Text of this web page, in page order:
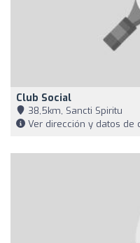
Club Social
38,5km, Sancti Spiritu
Ver dirección y datos de